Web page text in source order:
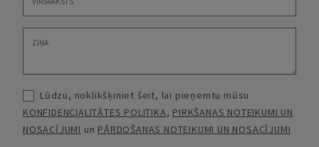
Lūdzu, noklikšķiniet šeit, lai pieņemtu mūsu
KONFIDENCIALITĀTES POLITIKA, PIRKŠANAS NOTEIKUMI UN
NOSACĪJUMI un PĀRDOŠANAS NOTEIKUMI UN NOSACĪJUMI